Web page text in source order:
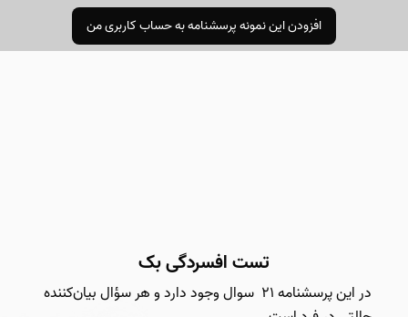
افزودن این نمونه پرسشنامه به حساب کاربری من
تست افسردگی بک
در این پرسشنامه ۲۱ سوال وجود دارد و هر سؤال بیان‌کننده